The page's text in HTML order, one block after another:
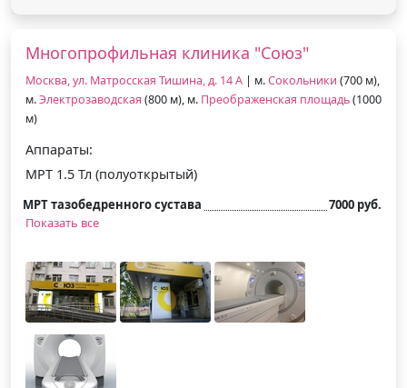
Многопрофильная клиника "Союз"
Москва, ул. Матросская Тишина, д. 14 А | м.Сокольники (700 м),
м.Электрозаводская (800 м), м. Преображенская площадь(1000
м)
Аппараты:
МРТ 1.5 Тл (полуоткрытый)
МРТ тазобедренного сустава
7000 руб.
Показать все